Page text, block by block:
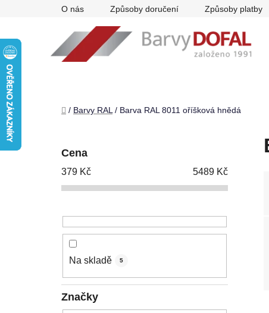
O nás Způsoby doručení Způsoby platby
Domů
/ Barvy RAL / Barva RAL 8011 oříšková hnědá
Cena
379 Kč 5489 Kč
Na skladě 5
Značky